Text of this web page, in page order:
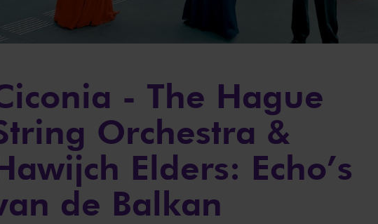
- The Hague
Orchestra &
Elders: Echo’s
de Balkan